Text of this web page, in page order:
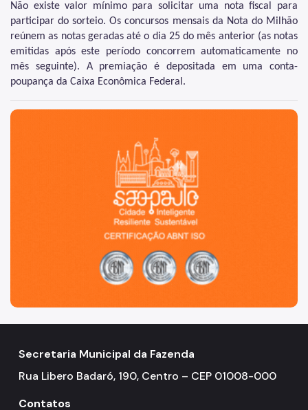
Regularidade das UO's
SAV - Solução de Atendimento Virtual
Senha Web
Serviço de Valet
SIMBA - Sistema de Movimentação Bancária
Simples Nacional (Supersimples)
Sistema de Créditos - OTTCs
Taxa de Resíduos Sólidos
API-SOF
Balancetes
Balanço Anual
Caderno do Orçamento
Não existe valor mínimo para solicitar uma nota fiscal para
participar do sorteio. Os concursos mensais da Nota do Milhão
reúnem as notas geradas até o dia 25 do mês anterior (as notas
emitidas após este período concorrem automaticamente no
mês seguinte). A premiação é depositada em uma conta-
poupança da Caixa Econômica Federal.
São Paulo, cidade inteligente, resiliente e sustentável
Secretaria Municipal da Fazenda
Rua Libero Badaró, 190, Centro – CEP 01008-000
Contatos